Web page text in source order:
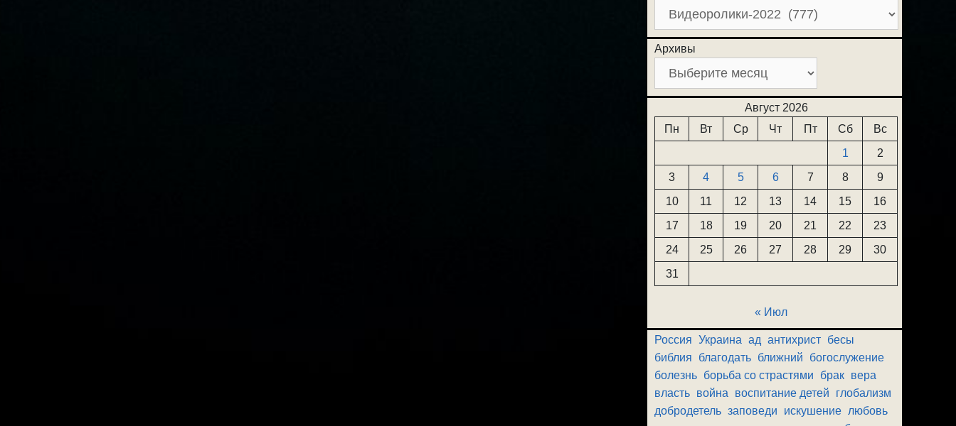
Архивы
Август 2026
Пн
Вт Ср Чт Пт Сб
Вс
1
2
3
4 5 6 7 8
9
10
11 12 13 14 15
16
17
18 19 20 21 22
23
24
25 26 27 28 29
30
31
« Июл
Россия Украина ад антихрист бесы
библия
благодать ближний
богослужение
болезнь борьба со страстями брак вера
власть война воспитание детей
глобализм
добродетель заповеди искушение любовь